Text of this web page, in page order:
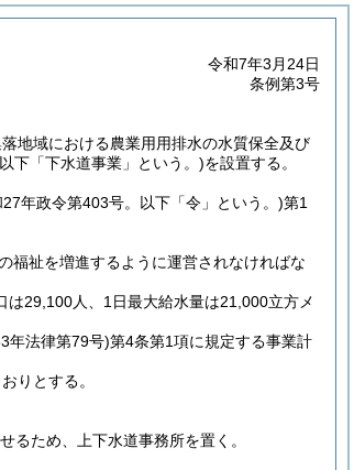
令和7年3月24日
条例第3号
地域における農業用用排水の水質保全及び
下「下水道事業」という。)を設置する。
年政令第403号。以下「令」という。)第1
福祉を増進するように運営されなければな
は29,100人、1日最大給水量は21,000立方メ
年法律第79号)第4条第1項に規定する事業計
りとする。
るため、上下水道事務所を置く。